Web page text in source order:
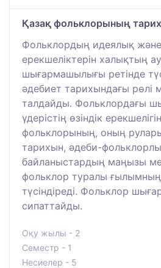
Қазақ фольклорының
Фольклордың идеялық
ерекшеліктерін халықтың
шығармашылығы ретінде
әдебиет тарихындағы рөлі
талдайды. Фольклордағы
үдерістің өзіндік
фольклорының, оның
тарихын, әдеби-
байланыстардың маңызы
фольклор туралы
түсіндіреді. Фольклор
сипаттайды.
Оқу жылы - 2
Семестр - 1
Несиелер - 5